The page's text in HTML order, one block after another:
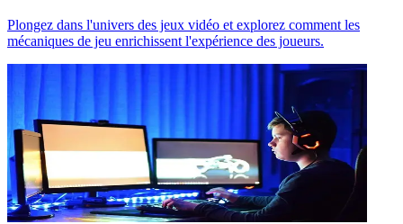
Plongez dans l'univers des jeux vidéo et explorez comment les
mécaniques de jeu enrichissent l'expérience des joueurs.